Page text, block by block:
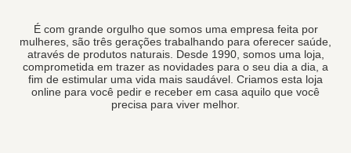
É com grande orgulho que somos uma empresa feita por
mulheres, são três gerações trabalhando para oferecer saúde,
através de produtos naturais. Desde 1990, somos uma loja,
comprometida em trazer as novidades para o seu dia a dia, a
fim de estimular uma vida mais saudável. Criamos esta loja
online para você pedir e receber em casa aquilo que você
precisa para viver melhor.